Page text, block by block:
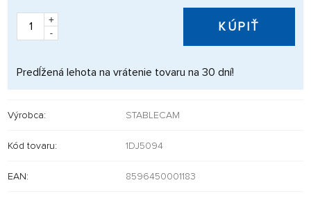
+
-
KÚPIŤ
Predĺžená lehota na vrátenie tovaru na 30 dní!
Výrobca: STABLECAM
Kód tovaru: 1DJ5094
EAN: 8596450001183